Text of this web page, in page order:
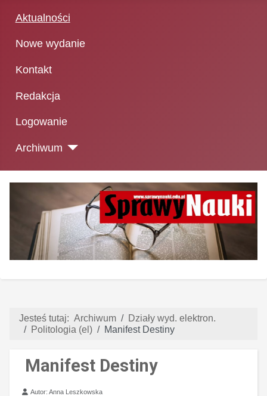
Aktualności
Nowe wydanie
Kontakt
Redakcja
Logowanie
Archiwum
Jesteś tutaj: Archiwum
Działy wyd. elektron.
Politologia (el)
Manifest Destiny
Manifest Destiny
Szczegóły
Autor:Anna Leszkowska